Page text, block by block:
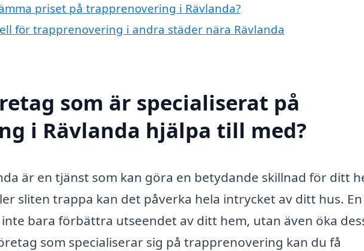
priset på trapprenovering i Rävlanda?
för trapprenovering i andra städer nära Rävlanda
som är specialiserat på
i Rävlanda hjälpa till med?
är en tjänst som kan göra en betydande skillnad för ditt
sliten trappa kan det påverka hela intrycket av ditt hus. En
bara förbättra utseendet av ditt hem, utan även öka
som specialiserar sig på trapprenovering kan du få